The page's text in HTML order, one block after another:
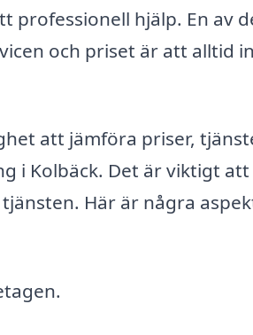
hjälp. En av
och priset är att alltid
att jämföra priser,
i Kolbäck. Det är viktigt
Här är några